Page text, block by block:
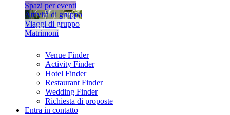
Spazi per eventi
Attività di gruppo
Viaggi di gruppo
Matrimoni
Venue Finder
Activity Finder
Hotel Finder
Restaurant Finder
Wedding Finder
Richiesta di proposte
Entra in contatto